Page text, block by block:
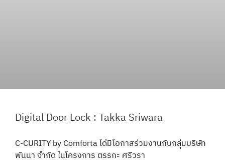
Digital Door Lock : Takka Sriwara